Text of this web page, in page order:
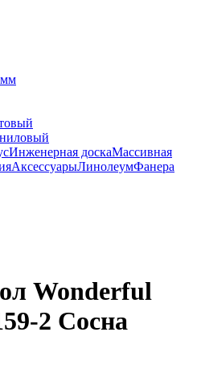
Инженерная доскаМассивная
АксессуарыЛинолеумФанера
Wonderful
2 Сосна